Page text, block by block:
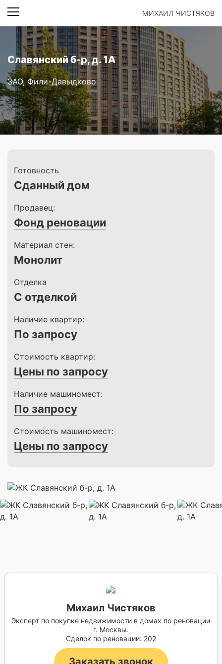
МИХАИЛ ЧИСТЯКОВ
Славянский б-р, д. 1А
ЗАО, Фили-Давыдково
Готовность
Сданный дом
Продавец:
Фонд реновации
Материал стен:
Монолит
Отделка
С отделкой
Наличие квартир:
По запросу
Стоимость квартир:
Цены по запросу
Наличие машиномест:
По запросу
Стоимость машиномест:
Цены по запросу
Михаил Чистяков
Эксперт по покупке недвижимости в домах по реновации
г. Москвы.
Сделок по реновации: 202
Заказать звонок